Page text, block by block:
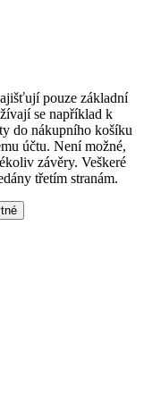
pouze základní
se například k
do nákupního košíku
účtu. Není možné,
závěry. Veškeré
třetím stranám.